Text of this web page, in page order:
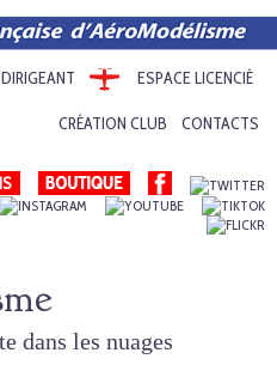
ESPACE LICENCIÉ
CRÉATION CLUB CONTACTS
dans les nuages